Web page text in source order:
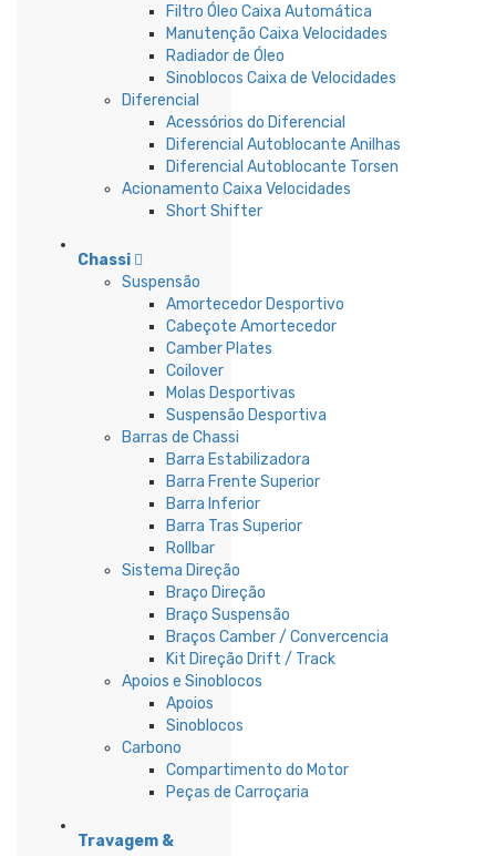
Filtro Óleo Caixa Automática
Manutenção Caixa Velocidades
Radiador de Óleo
Sinoblocos Caixa de Velocidades
Diferencial
Acessórios do Diferencial
Diferencial Autoblocante Anilhas
Diferencial Autoblocante Torsen
Acionamento Caixa Velocidades
Short Shifter
Chassi
Suspensão
Amortecedor Desportivo
Cabeçote Amortecedor
Camber Plates
Coilover
Molas Desportivas
Suspensão Desportiva
Barras de Chassi
Barra Estabilizadora
Barra Frente Superior
Barra Inferior
Barra Tras Superior
Rollbar
Sistema Direção
Braço Direção
Braço Suspensão
Braços Camber / Convercencia
Kit Direção Drift / Track
Apoios e Sinoblocos
Apoios
Sinoblocos
Carbono
Compartimento do Motor
Peças de Carroçaria
Travagem &